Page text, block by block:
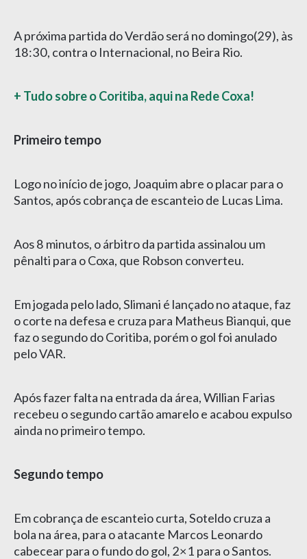
A próxima partida do Verdão será no domingo(29), às
18:30, contra o Internacional, no Beira Rio.
+ Tudo sobre o Coritiba, aqui na Rede Coxa!
Primeiro tempo
Logo no início de jogo, Joaquim abre o placar para o
Santos, após cobrança de escanteio de Lucas Lima.
Aos 8 minutos, o árbitro da partida assinalou um
pênalti para o Coxa, que Robson converteu.
Em jogada pelo lado, Slimani é lançado no ataque, faz
o corte na defesa e cruza para Matheus Bianqui, que
faz o segundo do Coritiba, porém o gol foi anulado
pelo VAR.
Após fazer falta na entrada da área, Willian Farias
recebeu o segundo cartão amarelo e acabou expulso
ainda no primeiro tempo.
Segundo tempo
Em cobrança de escanteio curta, Soteldo cruza a
bola na área, para o atacante Marcos Leonardo
cabecear para o fundo do gol, 2×1 para o Santos.